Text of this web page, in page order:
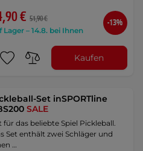
€ 51,90 €
Lager – 14.8. bei Ihnen
-13%
Kaufen
Set inSPORTline
SALE
für das beliebte Spiel Pickleball.
Set enthält zwei Schläger und
…